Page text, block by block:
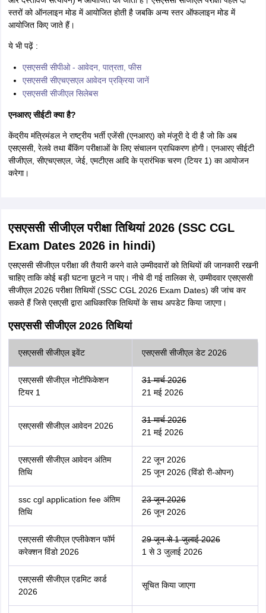
स्तरों को ऑनलाइन मोड में आयोजित होती है जबकि अन्य स्तर ऑफलाइन मोड में
आयोजित किए जाते हैं।
ये भी पढ़ें :
एसएससी सीपीओ - आवेदन, पात्रता, फीस
एसएससी सीएचएसएल आवेदन प्रक्रिया जानें
एसएससी सीजीएल सिलेबस
एनआरए सीईटी क्या है?
केंद्रीय मंत्रिमंडल ने राष्ट्रीय भर्ती एजेंसी (एनआरए) को मंजूरी दे दी है जो कि अब
एसएससी, रेलवे तथा बैंकिंग परीक्षाओं के लिए संचालन प्राधिकरण होगी। एनआरए सीईटी
सीजीएल, सीएचएसएल, जेई, एमटीएस आदि के प्रारंभिक चरण (टियर 1) का आयोजन
करेगा।
एसएससी सीजीएल परीक्षा तिथियां 2026 (SSC CGL
Exam Dates 2026 in hindi)
एसएससी सीजीएल परीक्षा की तैयारी करने वाले उम्मीदवारों को तिथियों की जानकारी रखनी
चाहिए ताकि कोई बड़ी घटना छूटने न पाए। नीचे दी गई तालिका से, उम्मीदवार एसएससी
सीजीएल 2026 परीक्षा तिथियों (SSC CGL 2026 Exam Dates) की जांच कर
सकते हैं जिसे एसएसी द्वारा आधिकारिक तिथियों के साथ अपडेट किया जाएगा।
एसएससी सीजीएल 2026 तिथियां
एसएससी सीजीएल इवेंट एसएससी सीजीएल डेट 2026
एसएससी सीजीएल नोटीफिकेशन
टियर 1
31 मार्च 2026
21 मई 2026
एसएससी सीजीएल आवेदन 2026
31 मार्च 2026
21 मई 2026
एसएससी सीजीएल आवेदन अंतिम
तिथि
22 जून 2026
25 जून 2026 (विंडो री-ओपन)
ssc cgl application fee अंतिम
तिथि
23 जून 2026
26 जून 2026
एसएससी सीजीएल एप्लीकेशन फॉर्म
करेक्शन विंडो 2026
29 जून से 1 जुलाई 2026
1 से 3 जुलाई 2026
एसएससी सीजीएल एडमिट कार्ड
2026
सूचित किया जाएगा